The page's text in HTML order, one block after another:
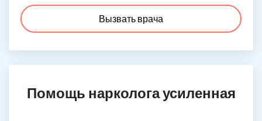
Вызвать врача
Помощь нарколога усиленная